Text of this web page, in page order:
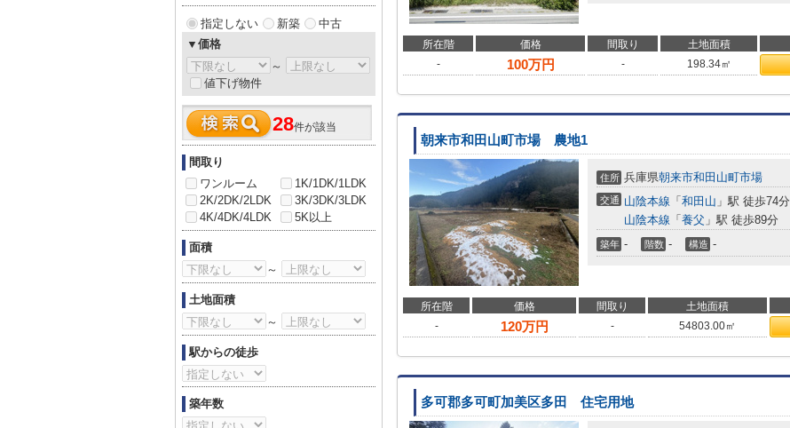
所在階 価格 間取り 土地面積
-
100万円 - 198.34㎡
朝来市和田山町市場 農地1
住所 兵庫県朝来市和田山町市場
交通 山陰本線 「 和田山 」駅 徒歩74分
山陰本線 「 養父 」駅 徒歩89分
築年 - 階数 - 構造 -
所在階 価格 間取り 土地面積
-
120万円 - 54803.00㎡
多可郡多可町加美区多田 住宅用地
指定しない 新築
中古
▼価格
～
値下げ物件
28件が該当
間取り
ワンルーム
1K/1DK/1LDK
2K/2DK/2LDK
3K/3DK/3LDK
4K/4DK/4LDK
5K以上
面積
～
土地面積
～
駅からの徒歩
築年数